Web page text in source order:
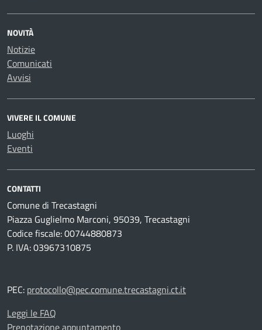
NOVITÀ
Notizie
Comunicati
Avvisi
VIVERE IL COMUNE
Luoghi
Eventi
CONTATTI
Comune di Trecastagni
Piazza Guglielmo Marconi, 95039, Trecastagni
Codice fiscale: 00744880873
P. IVA: 03967310875
PEC: protocollo@pec.comune.trecastagni.ct.it
Leggi le FAQ
Prenotazione appuntamento